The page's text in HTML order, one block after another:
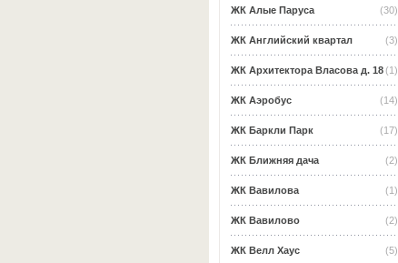
(30)
ЖК Алые Паруса
(3)
ЖК Английский квартал
(1)
ЖК Архитектора Власова д. 18
(14)
ЖК Аэробус
(17)
ЖК Баркли Парк
(2)
ЖК Ближняя дача
(1)
ЖК Вавилова
(2)
ЖК Вавилово
(5)
ЖК Велл Хаус